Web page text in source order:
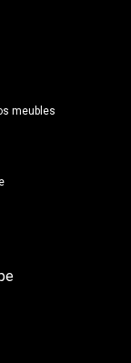
meubles